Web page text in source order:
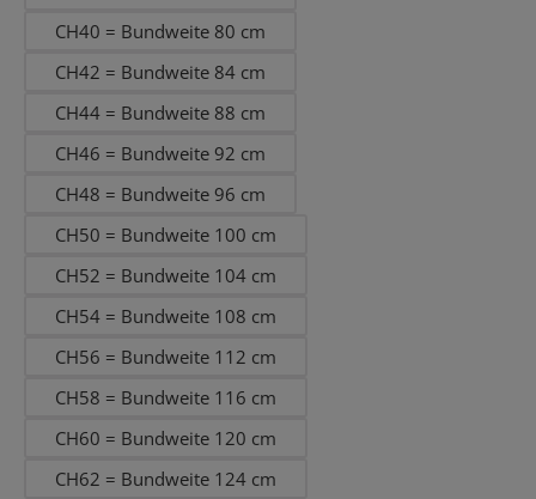
CH40 = Bundweite 80 cm
CH42 = Bundweite 84 cm
CH44 = Bundweite 88 cm
CH46 = Bundweite 92 cm
CH48 = Bundweite 96 cm
CH50 = Bundweite 100 cm
CH52 = Bundweite 104 cm
CH54 = Bundweite 108 cm
CH56 = Bundweite 112 cm
CH58 = Bundweite 116 cm
CH60 = Bundweite 120 cm
CH62 = Bundweite 124 cm